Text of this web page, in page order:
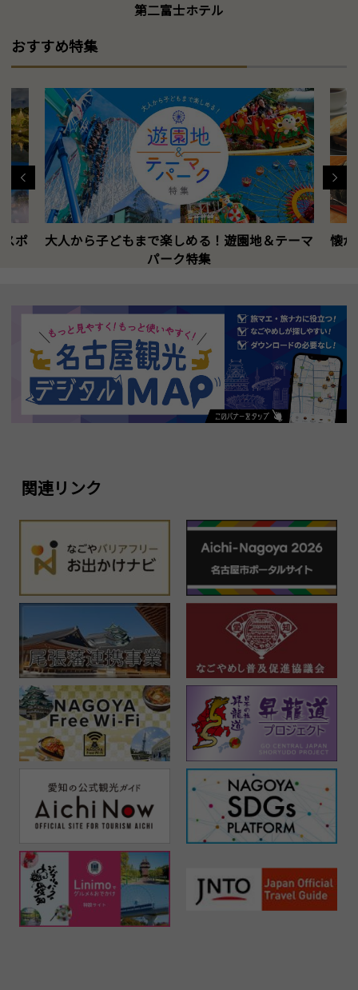
第二富士ホテル
おすすめ特集
ポ
大人から子どもまで楽しめる！遊園地＆テーマ
パーク特集
懐
関連リンク